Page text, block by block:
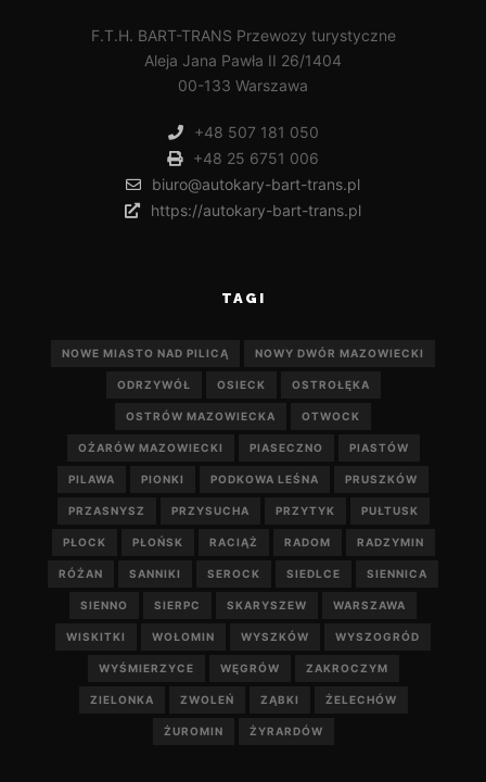
F.T.H. BART-TRANS Przewozy turystyczne
Aleja Jana Pawła II 26/1404
00-133 Warszawa
+48 507 181 050
+48 25 6751 006
biuro@autokary-bart-trans.pl
https://autokary-bart-trans.pl
TAGI
NOWE MIASTO NAD PILICĄ NOWY DWÓR MAZOWIECKI
ODRZYWÓŁ OSIECK OSTROŁĘKA
OSTRÓW MAZOWIECKA OTWOCK
OŻARÓW MAZOWIECKI PIASECZNO PIASTÓW
PILAWA PIONKI PODKOWA LEŚNA PRUSZKÓW
PRZASNYSZ PRZYSUCHA PRZYTYK PUŁTUSK
PŁOCK PŁOŃSK RACIĄŻ RADOM RADZYMIN
RÓŻAN SANNIKI SEROCK SIEDLCE SIENNICA
SIENNO SIERPC SKARYSZEW WARSZAWA
WISKITKI WOŁOMIN WYSZKÓW WYSZOGRÓD
WYŚMIERZYCE WĘGRÓW ZAKROCZYM
ZIELONKA ZWOLEŃ ZĄBKI ŻELECHÓW
ŻUROMIN ŻYRARDÓW